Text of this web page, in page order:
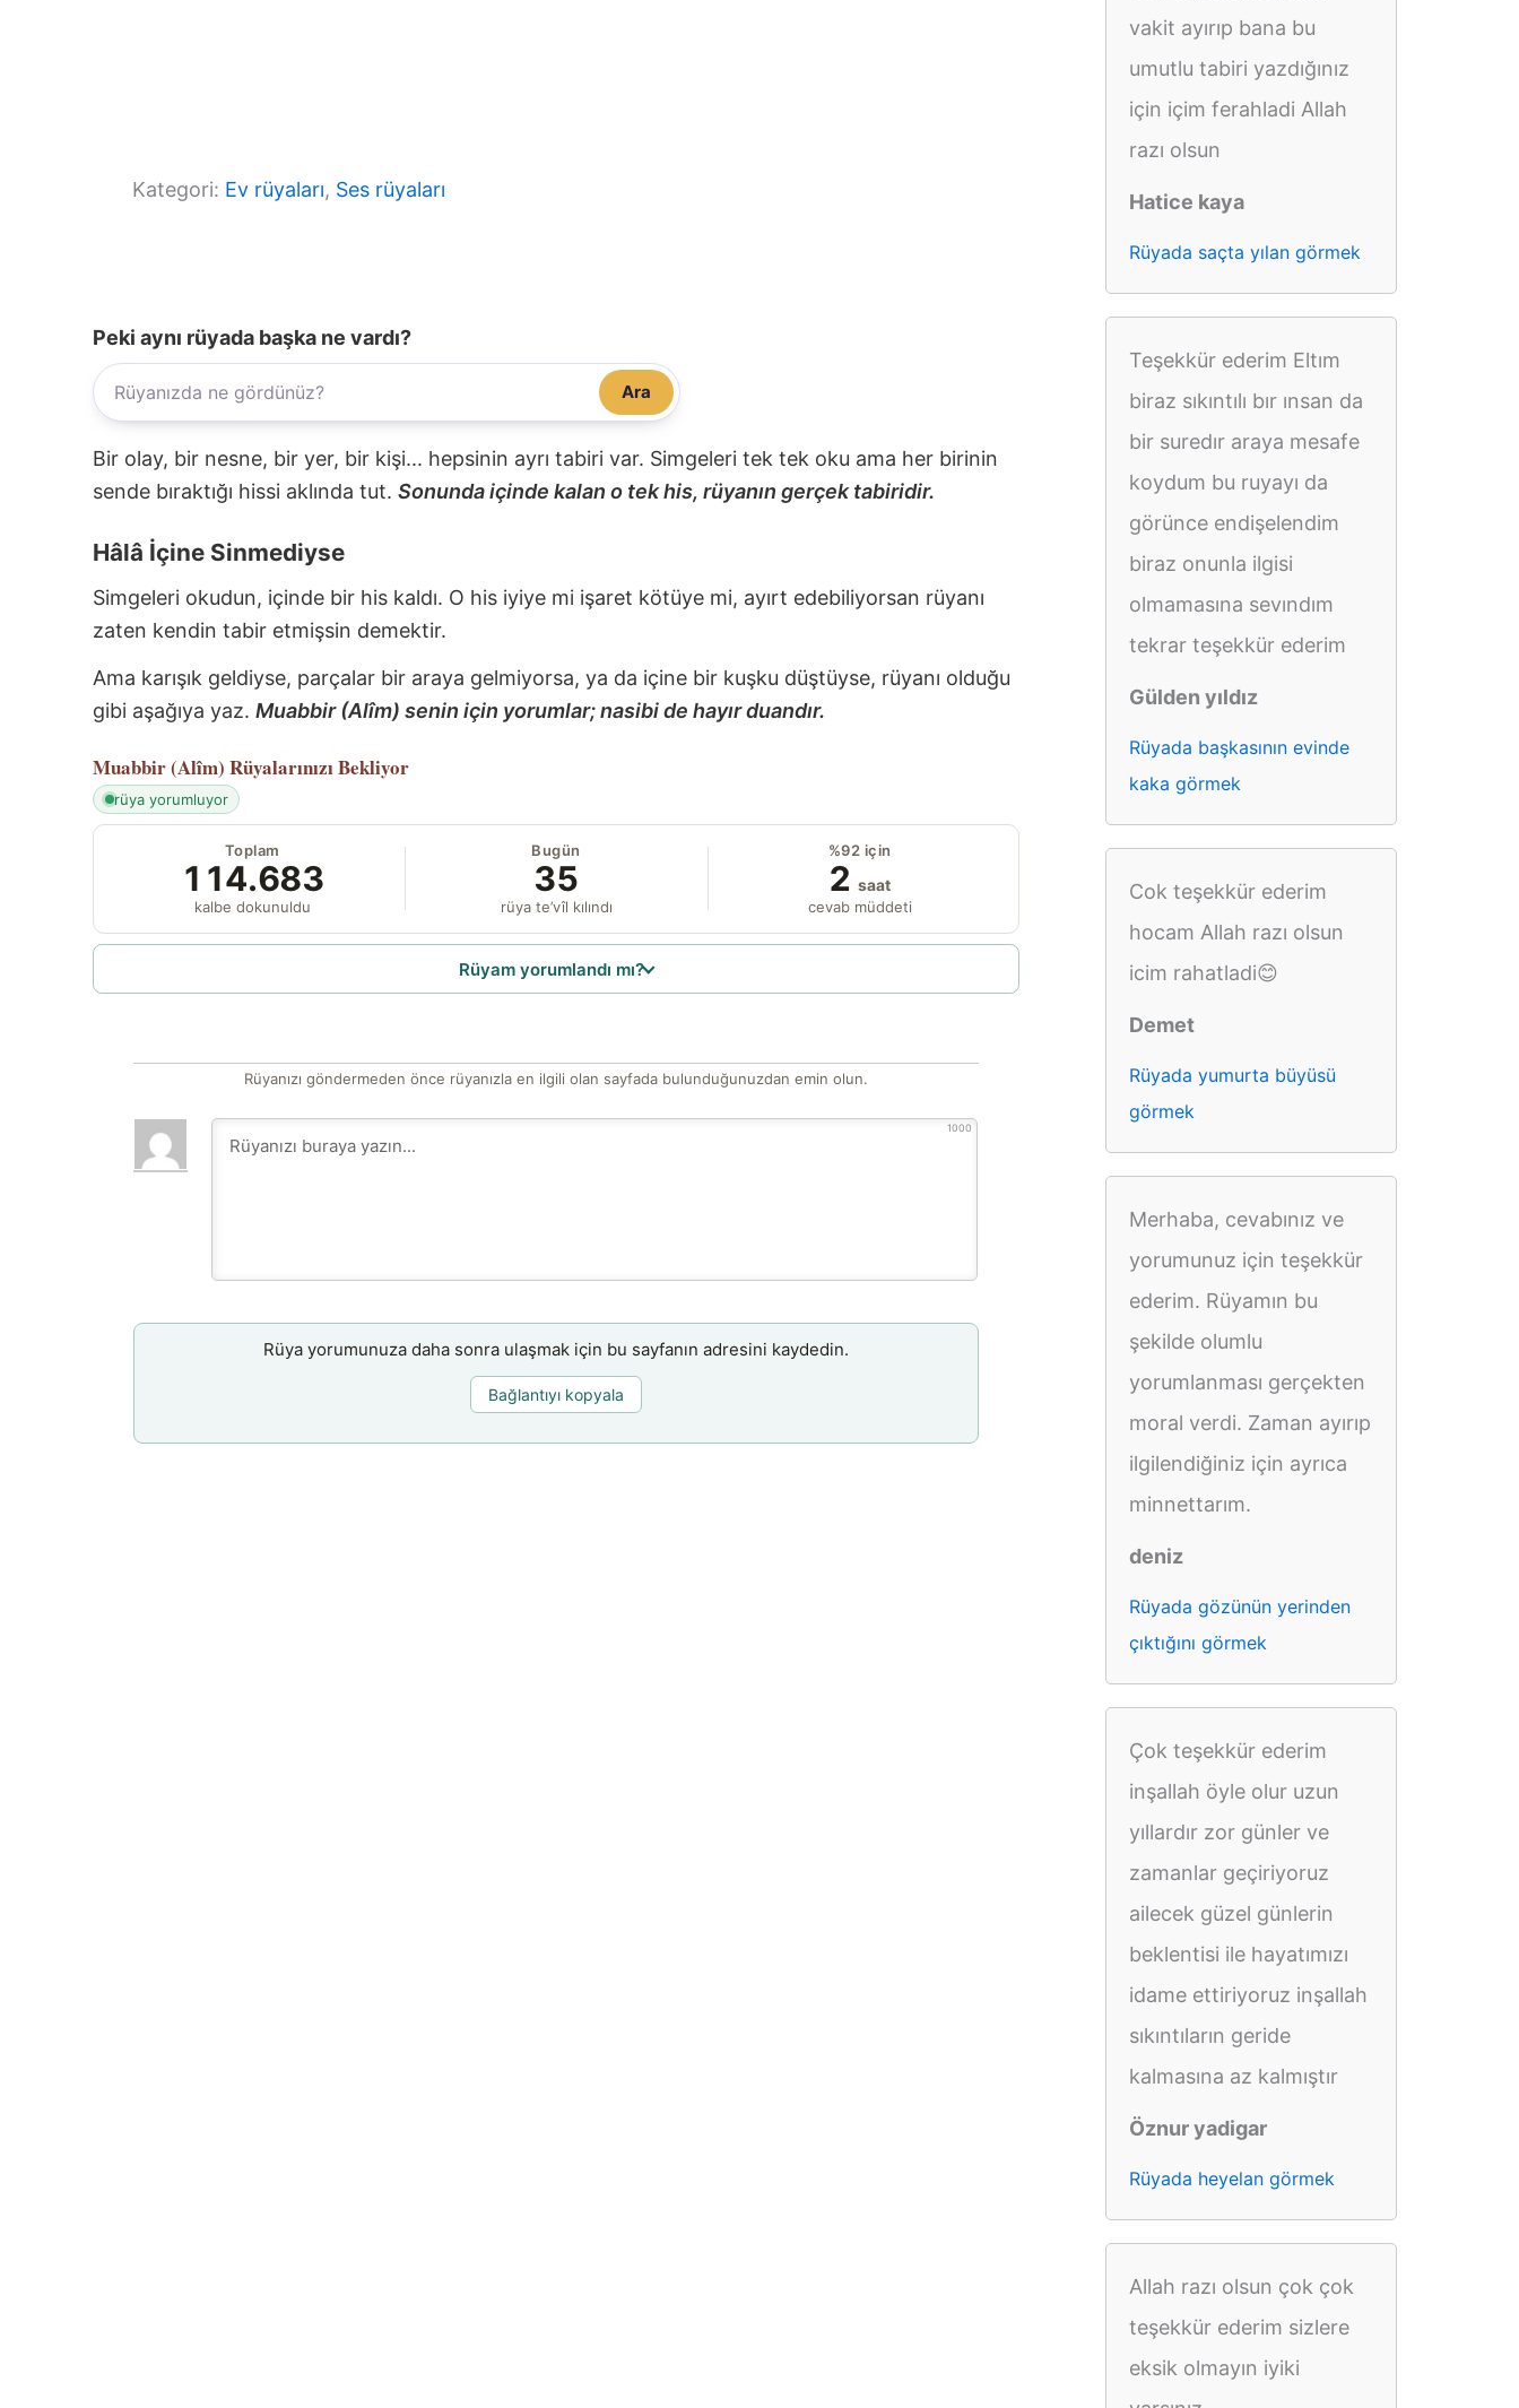
Kategori: Ev rüyaları, Ses rüyaları
Peki aynı rüyada başka ne vardı?
Ara
Bir olay, bir nesne, bir yer, bir kişi... hepsinin ayrı tabiri var. Simgeleri tek tek oku ama her birinin
sende bıraktığı hissi aklında tut. Sonunda içinde kalan o tek his, rüyanın gerçek tabiridir.
Hâlâ İçine Sinmediyse
Simgeleri okudun, içinde bir his kaldı. O his iyiye mi işaret kötüye mi, ayırt edebiliyorsan rüyanı
zaten kendin tabir etmişsin demektir.
Ama karışık geldiyse, parçalar bir araya gelmiyorsa, ya da içine bir kuşku düştüyse, rüyanı olduğu
gibi aşağıya yaz. Muabbir (Alîm) senin için yorumlar; nasibi de hayır duandır.
Muabbir (Alîm) Rüyalarınızı Bekliyor
rüya yorumluyor
Toplam
114.683
kalbe dokunuldu
Bugün
35
rüya te’vîl kılındı
%92 için
2 saat
cevab müddeti
Rüyam yorumlandı mı?
Rüyanızı göndermeden önce rüyanızla en ilgili olan sayfada bulunduğunuzdan emin olun.
1000
Rüya yorumunuza daha sonra ulaşmak için bu sayfanın adresini kaydedin.
Bağlantıyı kopyala
vakit ayırıp bana bu
umutlu tabiri yazdığınız
için içim ferahladi Allah
razı olsun
Hatice kaya
Rüyada saçta yılan görmek
Teşekkür ederim Eltım
biraz sıkıntılı bır ınsan da
bir suredır araya mesafe
koydum bu ruyayı da
görünce endişelendim
biraz onunla ilgisi
olmamasına sevındım
tekrar teşekkür ederim
Gülden yıldız
Rüyada başkasının evinde
kaka görmek
Cok teşekkür ederim
hocam Allah razı olsun
icim rahatladi😊
Demet
Rüyada yumurta büyüsü
görmek
Merhaba, cevabınız ve
yorumunuz için teşekkür
ederim. Rüyamın bu
şekilde olumlu
yorumlanması gerçekten
moral verdi. Zaman ayırıp
ilgilendiğiniz için ayrıca
minnettarım.
deniz
Rüyada gözünün yerinden
çıktığını görmek
Çok teşekkür ederim
inşallah öyle olur uzun
yıllardır zor günler ve
zamanlar geçiriyoruz
ailecek güzel günlerin
beklentisi ile hayatımızı
idame ettiriyoruz inşallah
sıkıntıların geride
kalmasına az kalmıştır
Öznur yadigar
Rüyada heyelan görmek
Allah razı olsun çok çok
teşekkür ederim sizlere
eksik olmayın iyiki